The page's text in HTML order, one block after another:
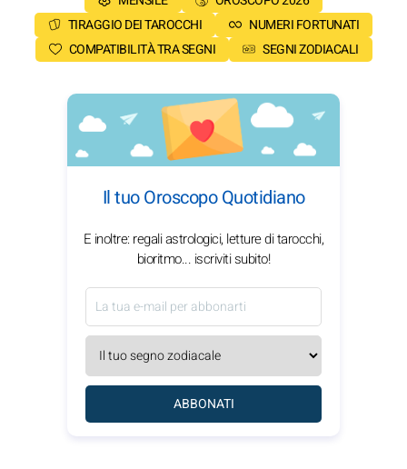
TIRAGGIO DEI TAROCCHI
NUMERI FORTUNATI
COMPATIBILITÀ TRA SEGNI
SEGNI ZODIACALI
Il tuo Oroscopo Quotidiano
E inoltre: regali astrologici, letture di tarocchi,
bioritmo... iscriviti subito!
ABBONATI